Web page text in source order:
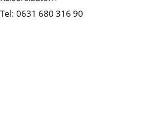
Tel: 0631 680 316 90